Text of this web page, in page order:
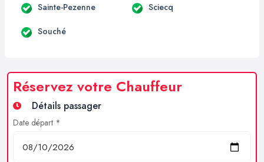
Sainte-Pezenne Sciecq
Souché
Réservez votre Chauffeur
Détails passager
Date départ *